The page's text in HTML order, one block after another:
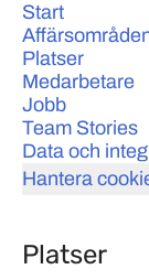
Start
Platser
Medarbetare
Jobb
Team Stories
Data och
Hantera
Platser